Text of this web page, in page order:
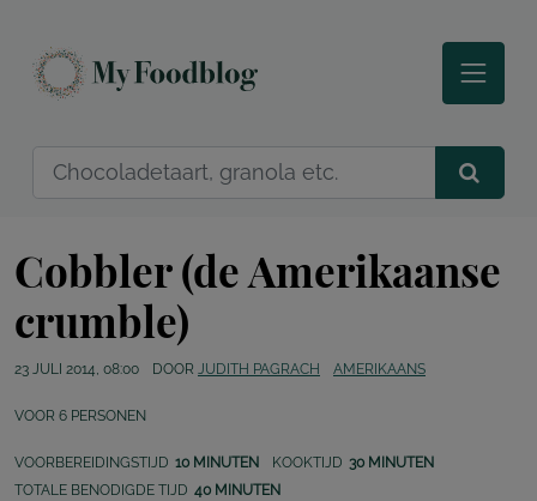
Cobbler (de Amerikaanse
crumble)
23 JULI 2014, 08:00 DOOR JUDITH PAGRACH AMERIKAANS
VOOR 6 PERSONEN
VOORBEREIDINGSTIJD 10 MINUTEN KOOKTIJD 30 MINUTEN
TOTALE BENODIGDE TIJD 40 MINUTEN